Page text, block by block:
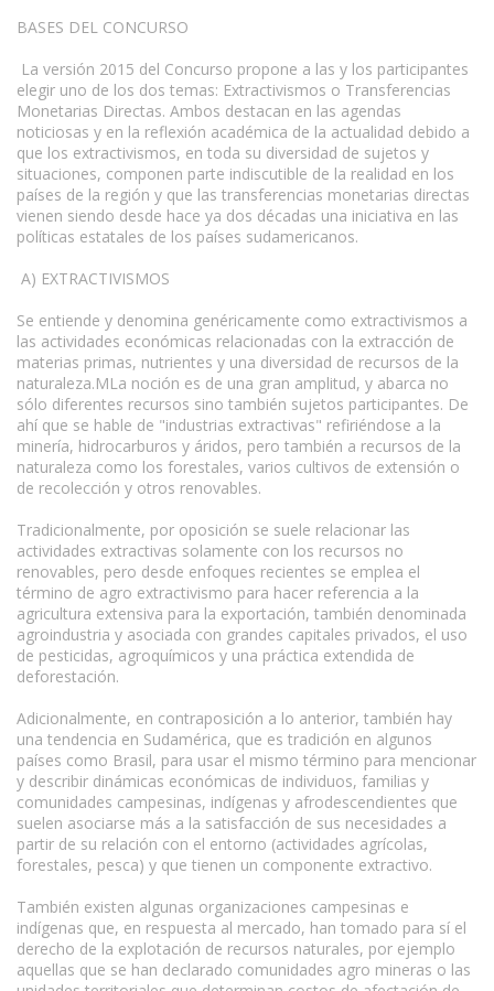
BASES DEL CONCURSO
La versión 2015 del Concurso propone a las y los participantes
elegir uno de los dos temas: Extractivismos o Transferencias
Monetarias Directas. Ambos destacan en las agendas
noticiosas y en la reflexión académica de la actualidad debido a
que los extractivismos, en toda su diversidad de sujetos y
situaciones, componen parte indiscutible de la realidad en los
países de la región y que las transferencias monetarias directas
vienen siendo desde hace ya dos décadas una iniciativa en las
políticas estatales de los países sudamericanos.
A) EXTRACTIVISMOS
Se entiende y denomina genéricamente como extractivismos a
las actividades económicas relacionadas con la extracción de
materias primas, nutrientes y una diversidad de recursos de la
naturaleza.MLa noción es de una gran amplitud, y abarca no
sólo diferentes recursos sino también sujetos participantes. De
ahí que se hable de "industrias extractivas" refiriéndose a la
minería, hidrocarburos y áridos, pero también a recursos de la
naturaleza como los forestales, varios cultivos de extensión o
de recolección y otros renovables.
Tradicionalmente, por oposición se suele relacionar las
actividades extractivas solamente con los recursos no
renovables, pero desde enfoques recientes se emplea el
término de agro extractivismo para hacer referencia a la
agricultura extensiva para la exportación, también denominada
agroindustria y asociada con grandes capitales privados, el uso
de pesticidas, agroquímicos y una práctica extendida de
deforestación.
Adicionalmente, en contraposición a lo anterior, también hay
una tendencia en Sudamérica, que es tradición en algunos
países como Brasil, para usar el mismo término para mencionar
y describir dinámicas económicas de individuos, familias y
comunidades campesinas, indígenas y afrodescendientes que
suelen asociarse más a la satisfacción de sus necesidades a
partir de su relación con el entorno (actividades agrícolas,
forestales, pesca) y que tienen un componente extractivo.
También existen algunas organizaciones campesinas e
indígenas que, en respuesta al mercado, han tomado para sí el
derecho de la explotación de recursos naturales, por ejemplo
aquellas que se han declarado comunidades agro mineras o las